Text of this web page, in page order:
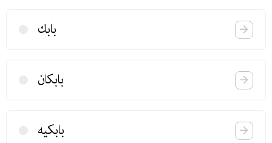
بابك
بابكان
بابكیه